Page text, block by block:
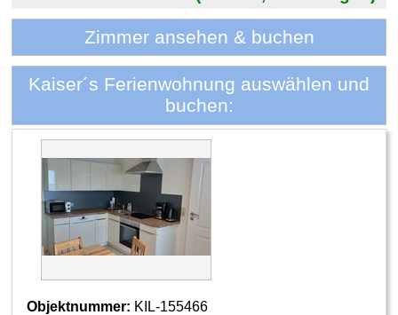
Zimmer ansehen & buchen
Kaiser´s Ferienwohnung auswählen und
buchen:
Objektnummer: KIL-155466